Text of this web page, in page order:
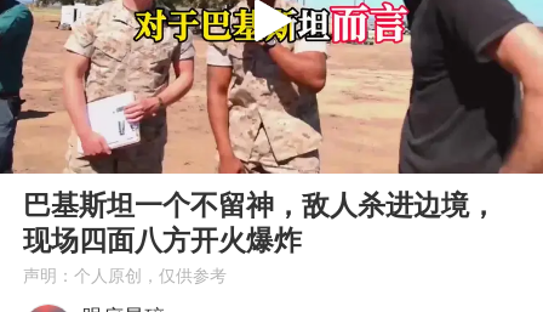
00:00 05:04
Play
巴基斯坦一个不留神，敌人杀进边境，
现场四面八方开火爆炸
声明：个人原创，仅供参考